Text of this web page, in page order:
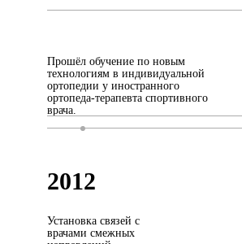
Прошёл обучение по новым
технологиям в индивидуальной
ортопедии у иностранного
ортопеда-терапевта спортивного
врача.
2012
Установка связей с
врачами смежных